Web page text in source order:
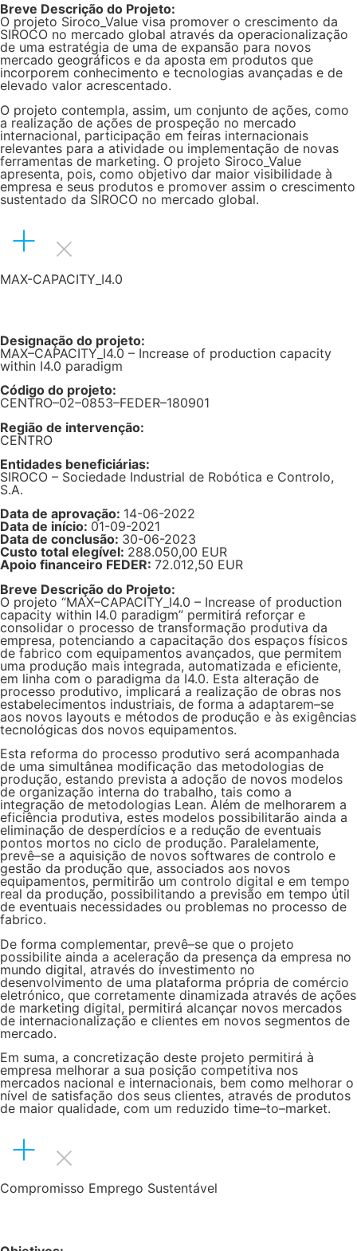
Breve Descrição do Projeto:
O projeto Siroco_Value visa promover o crescimento da
SIROCO no mercado global através da operacionalização
de uma estratégia de uma de expansão para novos
mercado geográficos e da aposta em produtos que
incorporem conhecimento e tecnologias avançadas e de
elevado valor acrescentado.
O projeto contempla, assim, um conjunto de ações, como
a realização de ações de prospeção no mercado
internacional, participação em feiras internacionais
relevantes para a atividade ou implementação de novas
ferramentas de marketing. O projeto Siroco_Value
apresenta, pois, como objetivo dar maior visibilidade à
empresa e seus produtos e promover assim o crescimento
sustentado da SIROCO no mercado global.
MAX-CAPACITY_I4.0
Designação do projeto:
MAX–CAPACITY_I4.0 – Increase of production capacity
within I4.0 paradigm
Código do projeto:
CENTRO–02–0853–FEDER–180901
Região de intervenção:
CENTRO
Entidades beneficiárias:
SIROCO – Sociedade Industrial de Robótica e Controlo,
S.A.
Data de aprovação: 14-06-2022
Data de início: 01-09-2021
Data de conclusão: 30-06-2023
Custo total elegível: 288.050,00 EUR
Apoio financeiro FEDER: 72.012,50 EUR
Breve Descrição do Projeto:
O projeto “MAX–CAPACITY_I4.0 – Increase of production
capacity within I4.0 paradigm” permitirá reforçar e
consolidar o processo de transformação produtiva da
empresa, potenciando a capacitação dos espaços físicos
de fabrico com equipamentos avançados, que permitem
uma produção mais integrada, automatizada e eficiente,
em linha com o paradigma da I4.0. Esta alteração de
processo produtivo, implicará a realização de obras nos
estabelecimentos industriais, de forma a adaptarem–se
aos novos layouts e métodos de produção e às exigências
tecnológicas dos novos equipamentos.
Esta reforma do processo produtivo será acompanhada
de uma simultânea modificação das metodologias de
produção, estando prevista a adoção de novos modelos
de organização interna do trabalho, tais como a
integração de metodologias Lean. Além de melhorarem a
eficiência produtiva, estes modelos possibilitarão ainda a
eliminação de desperdícios e a redução de eventuais
pontos mortos no ciclo de produção. Paralelamente,
prevê–se a aquisição de novos softwares de controlo e
gestão da produção que, associados aos novos
equipamentos, permitirão um controlo digital e em tempo
real da produção, possibilitando a previsão em tempo útil
de eventuais necessidades ou problemas no processo de
fabrico.
De forma complementar, prevê–se que o projeto
possibilite ainda a aceleração da presença da empresa no
mundo digital, através do investimento no
desenvolvimento de uma plataforma própria de comércio
eletrónico, que corretamente dinamizada através de ações
de marketing digital, permitirá alcançar novos mercados
de internacionalização e clientes em novos segmentos de
mercado.
Em suma, a concretização deste projeto permitirá à
empresa melhorar a sua posição competitiva nos
mercados nacional e internacionais, bem como melhorar o
nível de satisfação dos seus clientes, através de produtos
de maior qualidade, com um reduzido time–to–market.
Compromisso Emprego Sustentável